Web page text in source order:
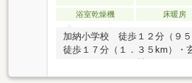
浴室乾燥機
床暖房
加納小学校 徒歩１２分（９
徒歩１７分（１．３５km）・
「浄水器一体型水栓」付のシ